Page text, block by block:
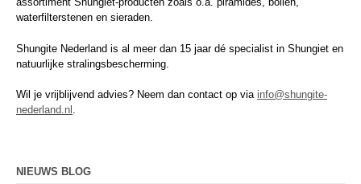
waterfilterstenen en sieraden.
Shungite Nederland is al meer dan 15 jaar dé specialist in Shungiet en
natuurlijke stralingsbescherming.
Wil je vrijblijvend advies? Neem dan contact op via info@shungite-
nederland.nl .
NIEUWS BLOG